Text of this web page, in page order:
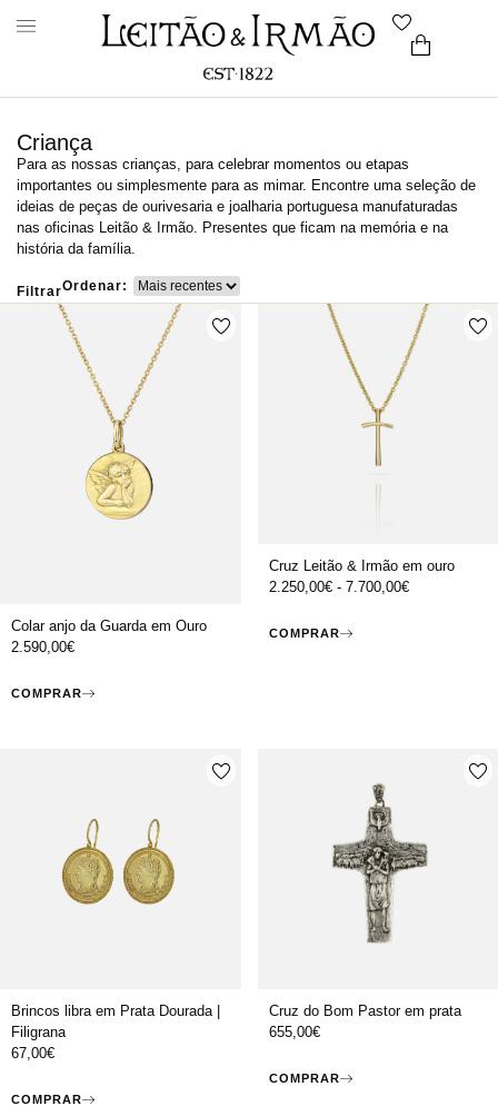
Criança
Para as nossas crianças, para celebrar momentos ou etapas
importantes ou simplesmente para as mimar. Encontre uma seleção de
ideias de peças de ourivesaria e joalharia portuguesa manufaturadas
nas oficinas Leitão & Irmão. Presentes que ficam na memória e na
história da família.
FiltrarOrdenar:
Colar anjo da Guarda em Ouro
2.590,00€
COMPRAR
Cruz Leitão & Irmão em ouro
2.250,00€- 7.700,00€
COMPRAR
Brincos libra em Prata Dourada |
Filigrana
67,00€
COMPRAR
Cruz do Bom Pastor em prata
655,00€
COMPRAR